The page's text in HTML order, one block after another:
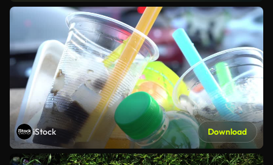
iStock Download